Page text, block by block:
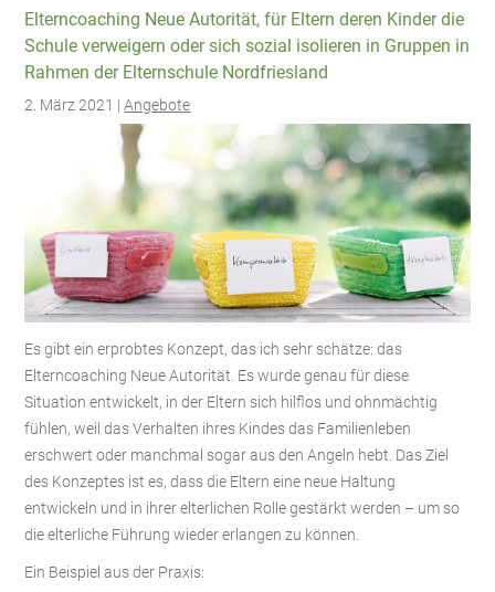
Elterncoaching Neue Autorität, für Eltern deren Kinder die
Schule verweigern oder sich sozial isolieren in Gruppen in
Rahmen der Elternschule Nordfriesland
2. März 2021 |Angebote
Es gibt ein erprobtes Konzept, das ich sehr schätze: das
Elterncoaching Neue Autorität. Es wurde genau für diese
Situation entwickelt, in der Eltern sich hilflos und ohnmächtig
fühlen, weil das Verhalten ihres Kindes das Familienleben
erschwert oder manchmal sogar aus den Angeln hebt. Das Ziel
des Konzeptes ist es, dass die Eltern eine neue Haltung
entwickeln und in ihrer elterlichen Rolle gestärkt werden – um so
die elterliche Führung wieder erlangen zu können.
Ein Beispiel aus der Praxis: